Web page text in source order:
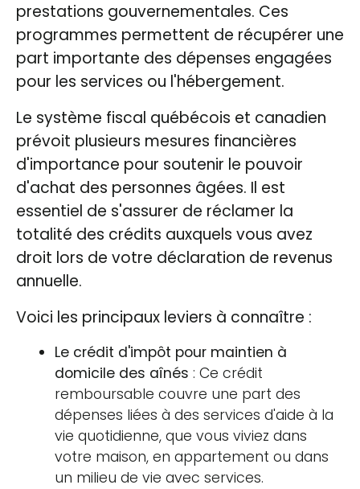
prestations gouvernementales. Ces
programmes permettent de récupérer une
part importante des dépenses engagées
pour les services ou l'hébergement.
Le système fiscal québécois et canadien
prévoit plusieurs mesures financières
d'importance pour soutenir le pouvoir
d'achat des personnes âgées. Il est
essentiel de s'assurer de réclamer la
totalité des crédits auxquels vous avez
droit lors de votre déclaration de revenus
annuelle.
Voici les principaux leviers à connaître :
Le crédit d'impôt pour maintien à
domicile des aînés : Ce crédit
remboursable couvre une part des
dépenses liées à des services d'aide à la
vie quotidienne, que vous viviez dans
votre maison, en appartement ou dans
un milieu de vie avec services.